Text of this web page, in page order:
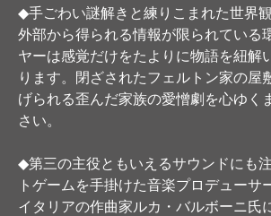
◆手ごわい謎解きと練りこまれた世界
外部から得られる情報が限られている
ヤーは感覚だけをたよりに物語を紐解
ります。閉ざされたフェルトン家の屋
げられる歪んだ家族の愛憎劇を心ゆく
さい。
◆第三の主役ともいえるサウンドにも
トゲームを手掛けた音楽プロデューサ
イタリアの作曲家ルカ・バルボーニ氏